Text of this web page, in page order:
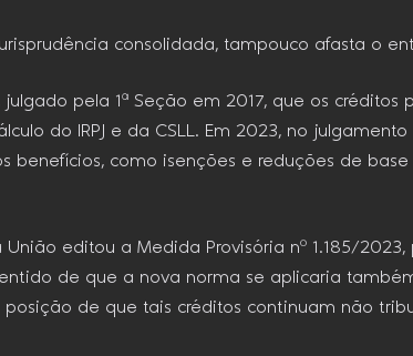
consolidada, tampouco afasta o
julgado pela 1ª Seção em 2017, que os
do IRPJ e da CSLL. Em 2023, no
como isenções e reduções de
editou a Medida Provisória nº 1.185/
de que a nova norma se aplicaria
de que tais créditos continuam não